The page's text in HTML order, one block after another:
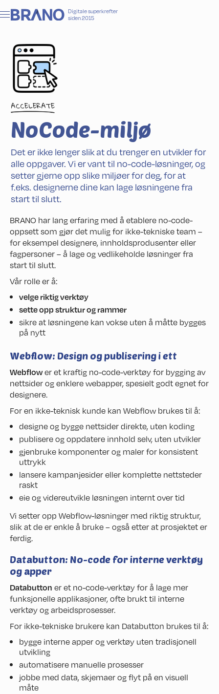
Digitale superkrefter
siden 2015
ACCELERATE
NoCode-miljø
Det er ikke lenger slik at du trenger en utvikler for
alle oppgaver. Vi er vant til no-code-løsninger, og
setter gjerne opp slike miljøer for deg, for at
f.eks. designerne dine kan lage løsningene fra
start til slutt.
BRANO har lang erfaring med å etablere no-code-
oppsett som gjør det mulig for ikke-tekniske team –
for eksempel designere, innholdsprodusenter eller
fagpersoner – å lage og vedlikeholde løsninger fra
start til slutt.
Vår rolle er å:
velge riktig verktøy
sette opp struktur og rammer
sikre at løsningene kan vokse uten å måtte bygges
på nytt
Webflow: Design og publisering i ett
Webflower et kraftig no-code-verktøy for bygging av
nettsider og enklere webapper, spesielt godt egnet for
designere.
For en ikke-teknisk kunde kan Webflow brukes til å:
designe og bygge nettsider direkte, uten koding
publisere og oppdatere innhold selv, uten utvikler
gjenbruke komponenter og maler for konsistent
uttrykk
lansere kampanjesider eller komplette nettsteder
raskt
eie og videreutvikle løsningen internt over tid
Vi setter opp Webflow-løsninger med riktig struktur,
slik at de er enkle å bruke – også etter at prosjektet er
ferdig.
Databutton: No-code for interne verktøy
og apper
Databutton er et no-code-verktøy for å lage mer
funksjonelle applikasjoner, ofte brukt til interne
verktøy og arbeidsprosesser.
For ikke-tekniske brukere kan Databutton brukes til å:
bygge interne apper og verktøy uten tradisjonell
utvikling
automatisere manuelle prosesser
jobbe med data, skjemaer og flyt på en visuell
måte